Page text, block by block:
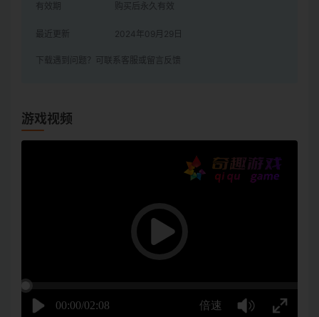
有效期 购买后永久有效
最近更新 2024年09月29日
下载遇到问题？可联系客服或留言反馈
游戏视频